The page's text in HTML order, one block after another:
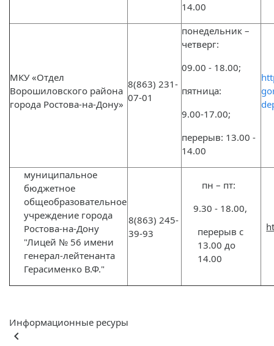
14.00
МКУ «Отдел
Ворошиловского района
города Ростова-на-Дону»
8(863) 231-
07-01
понедельник –
четверг:
09.00 - 18.00;
пятница:
9.00-17.00;
перерыв: 13.00 -
14.00
муниципальное
бюджетное
общеобразовательное
учреждение города
Ростова-на-Дону
"Лицей № 56 имени
генерал-лейтенанта
Герасименко В.Ф."
8(863) 245-
39-93
пн – пт:
9.30 - 18.00,
перерыв с
13.00 до
14.00
Информационные ресуры
keyboard_arrow_left